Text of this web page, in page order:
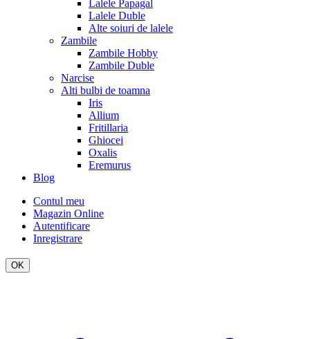
Lalele Papagal
Lalele Duble
Alte soiuri de lalele
Zambile
Zambile Hobby
Zambile Duble
Narcise
Alti bulbi de toamna
Iris
Allium
Fritillaria
Ghiocei
Oxalis
Eremurus
Blog
Contul meu
Magazin Online
Autentificare
Inregistrare
OK